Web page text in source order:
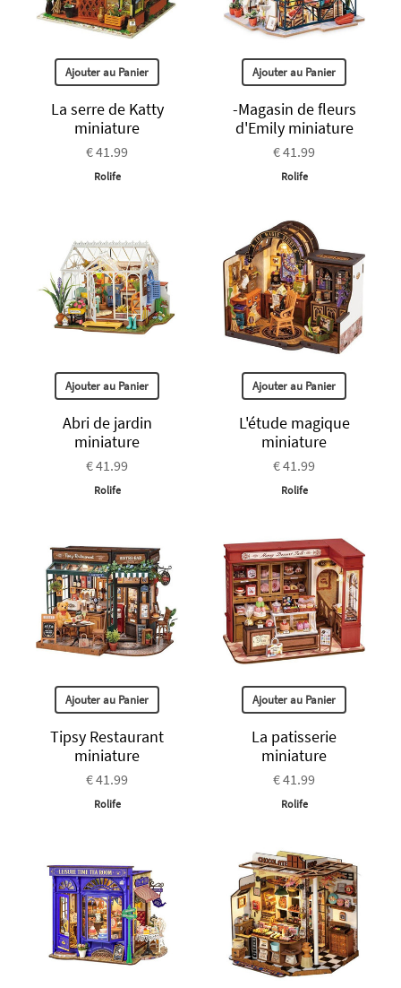
Ajouter au Panier
La serre de Katty
miniature
€ 41.99
Rolife
Ajouter au Panier
-Magasin de fleurs
d'Emily miniature
€ 41.99
Rolife
Ajouter au Panier
Abri de jardin
miniature
€ 41.99
Rolife
Ajouter au Panier
L'étude magique
miniature
€ 41.99
Rolife
Ajouter au Panier
Tipsy Restaurant
miniature
€ 41.99
Rolife
Ajouter au Panier
La patisserie
miniature
€ 41.99
Rolife